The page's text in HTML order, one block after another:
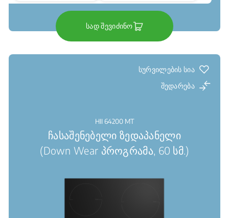
სად შევიძინო
სურვილების სია
შედარება
HII 64200 MT
ჩასაშენებელი ზედაპანელი
(Down Wear პროგრამა, 60 სმ.)